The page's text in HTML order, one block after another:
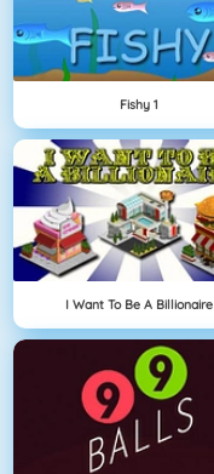
Fishy 1
I Want To Be A Billionaire